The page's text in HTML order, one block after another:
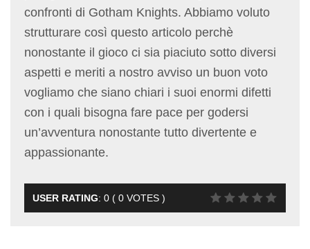
confronti di Gotham Knights. Abbiamo voluto
strutturare così questo articolo perchè
nonostante il gioco ci sia piaciuto sotto diversi
aspetti e meriti a nostro avviso un buon voto
vogliamo che siano chiari i suoi enormi difetti
con i quali bisogna fare pace per godersi
un’avventura nonostante tutto divertente e
appassionante.
USER RATING: 0 ( 0 VOTES )